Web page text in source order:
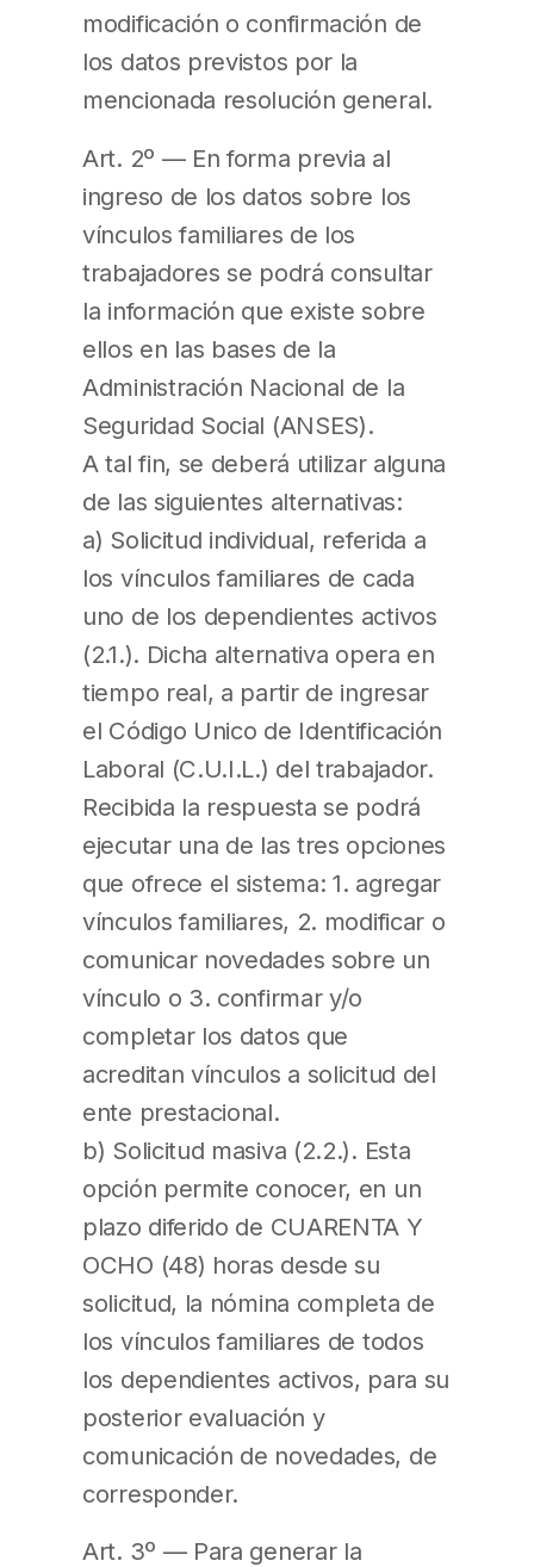
modificación o confirmación de
los datos previstos por la
mencionada resolución general.
Art. 2º — En forma previa al
ingreso de los datos sobre los
vínculos familiares de los
trabajadores se podrá consultar
la información que existe sobre
ellos en las bases de la
Administración Nacional de la
Seguridad Social (ANSES).
A tal fin, se deberá utilizar alguna
de las siguientes alternativas:
a) Solicitud individual, referida a
los vínculos familiares de cada
uno de los dependientes activos
(2.1.). Dicha alternativa opera en
tiempo real, a partir de ingresar
el Código Unico de Identificación
Laboral (C.U.I.L.) del trabajador.
Recibida la respuesta se podrá
ejecutar una de las tres opciones
que ofrece el sistema: 1. agregar
vínculos familiares, 2. modificar o
comunicar novedades sobre un
vínculo o 3. confirmar y/o
completar los datos que
acreditan vínculos a solicitud del
ente prestacional.
b) Solicitud masiva (2.2.). Esta
opción permite conocer, en un
plazo diferido de CUARENTA Y
OCHO (48) horas desde su
solicitud, la nómina completa de
los vínculos familiares de todos
los dependientes activos, para su
posterior evaluación y
comunicación de novedades, de
corresponder.
Art. 3º — Para generar la